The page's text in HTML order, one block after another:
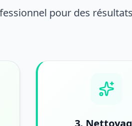
pour des
3.